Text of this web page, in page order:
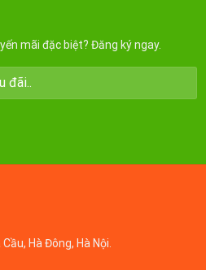
mãi đặc biệt? Đăng ký ngay.
Hà Đông, Hà Nội.